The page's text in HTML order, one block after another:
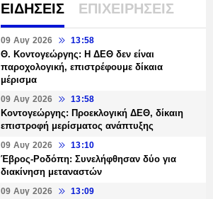
ΕΙΔΗΣΕΙΣ ΕΠΙΧΕΙΡΗΣΕΙΣ
09 Αυγ 2026 13:58
Θ. Κοντογεώργης: Η ΔΕΘ δεν είναι
παροχολογική, επιστρέφουμε δίκαια
μέρισμα
09 Αυγ 2026 13:58
Κοντογεώργης: Προεκλογική ΔΕΘ, δίκαιη
επιστροφή μερίσματος ανάπτυξης
09 Αυγ 2026 13:10
Έβρος-Ροδόπη: Συνελήφθησαν δύο για
διακίνηση μεταναστών
09 Αυγ 2026 13:09